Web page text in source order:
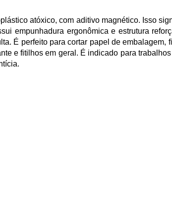
atóxico, com aditivo magnético. Isso
empunhadura ergonômica e estrutura
É perfeito para cortar papel de embalagem,
e fitilhos em geral. É indicado para